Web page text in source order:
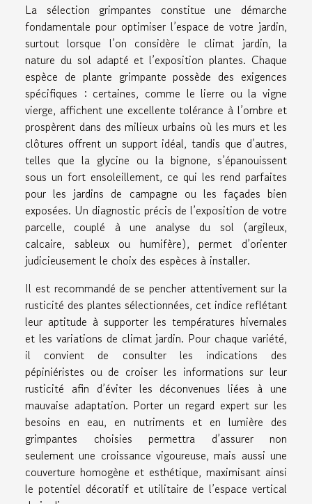
La sélection grimpantes constitue une démarche
fondamentale pour optimiser l’espace de votre jardin,
surtout lorsque l’on considère le climat jardin, la
nature du sol adapté et l’exposition plantes. Chaque
espèce de plante grimpante possède des exigences
spécifiques : certaines, comme le lierre ou la vigne
vierge, affichent une excellente tolérance à l’ombre et
prospèrent dans des milieux urbains où les murs et les
clôtures offrent un support idéal, tandis que d’autres,
telles que la glycine ou la bignone, s’épanouissent
sous un fort ensoleillement, ce qui les rend parfaites
pour les jardins de campagne ou les façades bien
exposées. Un diagnostic précis de l’exposition de votre
parcelle, couplé à une analyse du sol (argileux,
calcaire, sableux ou humifère), permet d’orienter
judicieusement le choix des espèces à installer.
Il est recommandé de se pencher attentivement sur la
rusticité des plantes sélectionnées, cet indice reflétant
leur aptitude à supporter les températures hivernales
et les variations de climat jardin. Pour chaque variété,
il convient de consulter les indications des
pépiniéristes ou de croiser les informations sur leur
rusticité afin d’éviter les déconvenues liées à une
mauvaise adaptation. Porter un regard expert sur les
besoins en eau, en nutriments et en lumière des
grimpantes choisies permettra d’assurer non
seulement une croissance vigoureuse, mais aussi une
couverture homogène et esthétique, maximisant ainsi
le potentiel décoratif et utilitaire de l’espace vertical